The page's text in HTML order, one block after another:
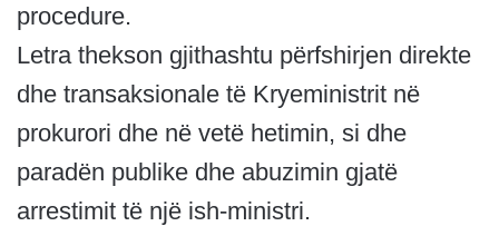
procedure.
Letra thekson gjithashtu përfshirjen direkte
dhe transaksionale të Kryeministrit në
prokurori dhe në vetë hetimin, si dhe
paradën publike dhe abuzimin gjatë
arrestimit të një ish-ministri.